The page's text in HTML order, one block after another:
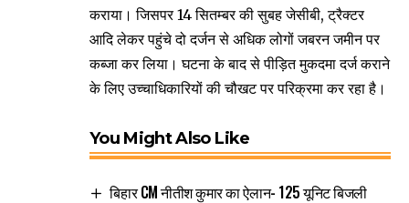
कराया। जिसपर 14 सितम्बर की सुबह जेसीबी, ट्रैक्टर
आदि लेकर पहुंचे दो दर्जन से अधिक लोगों जबरन जमीन पर
कब्जा कर लिया। घटना के बाद से पीड़ित मुकदमा दर्ज कराने
के लिए उच्चाधिकारियों की चौखट पर परिक्रमा कर रहा है।
You Might Also Like
बिहार CM नीतीश कुमार का ऐलान- 125 यूनिट बिजली